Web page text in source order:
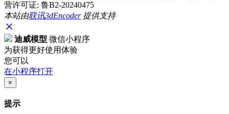
营许可证: 鲁B2-20240475
本站由联讯3dEncoder提供支持
迪威模型 微信小程序
为获得更好使用体验
您可以
在小程序打开
×
提示